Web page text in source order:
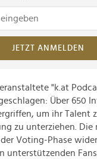
JETZT ANMELDEN
"k.at
Über 650
um ihr Talent
zu unterziehen. Die
Voting-Phase
unterstützenden